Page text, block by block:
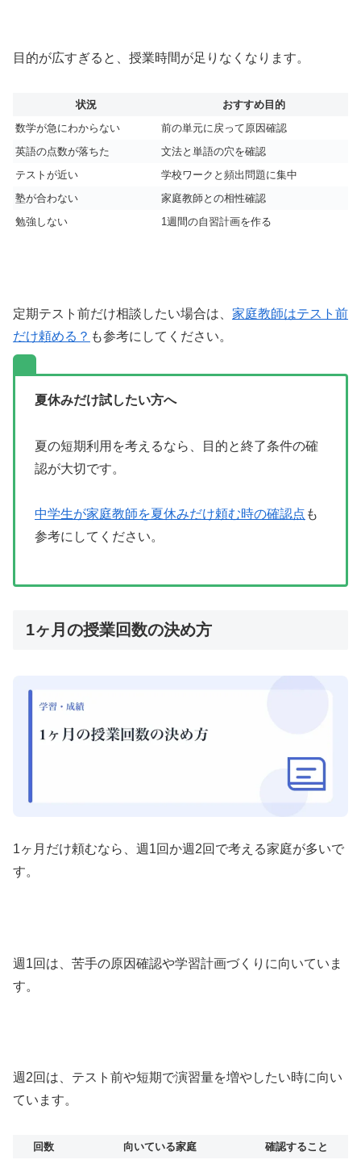
目的が広すぎると、授業時間が足りなくなります。
状況
おすすめ目的
数学が急にわからない
前の単元に戻って原因確認
英語の点数が落ちた
文法と単語の穴を確認
テストが近い
学校ワークと頻出問題に集中
塾が合わない
家庭教師との相性確認
勉強しない
1週間の自習計画を作る
定期テスト前だけ相談したい場合は、 家庭教師はテスト前
だけ頼める？ も参考にしてください。
夏休みだけ試したい方へ
夏の短期利用を考えるなら、目的と終了条件の確
認が大切です。
中学生が家庭教師を夏休みだけ頼む時の確認点 も
参考にしてください。
1ヶ月の授業回数の決め方
1ヶ月だけ頼むなら、週1回か週2回で考える家庭が多いで
す。
週1回は、苦手の原因確認や学習計画づくりに向いていま
す。
週2回は、テスト前や短期で演習量を増やしたい時に向い
ています。
回数 向いている家庭 確認すること